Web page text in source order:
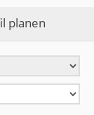
planen